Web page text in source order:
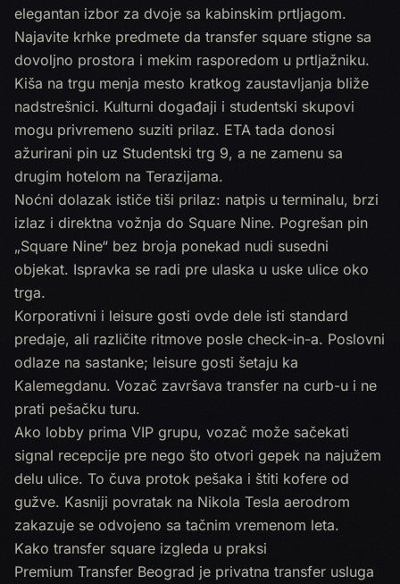
elegantan izbor za dvoje sa kabinskim prtljagom.
Najavite krhke predmete da transfer square stigne sa
dovoljno prostora i mekim rasporedom u prtljažniku.
Kiša na trgu menja mesto kratkog zaustavljanja bliže
nadstrešnici. Kulturni događaji i studentski skupovi
mogu privremeno suziti prilaz. ETA tada donosi
ažurirani pin uz Studentski trg 9, a ne zamenu sa
drugim hotelom na Terazijama.
Noćni dolazak ističe tiši prilaz: natpis u terminalu, brzi
izlaz i direktna vožnja do Square Nine. Pogrešan pin
„Square Nine“ bez broja ponekad nudi susedni
objekat. Ispravka se radi pre ulaska u uske ulice oko
trga.
Korporativni i leisure gosti ovde dele isti standard
predaje, ali različite ritmove posle check-in-a. Poslovni
odlaze na sastanke; leisure gosti šetaju ka
Kalemegdanu. Vozač završava transfer na curb-u i ne
prati pešačku turu.
Ako lobby prima VIP grupu, vozač može sačekati
signal recepcije pre nego što otvori gepek na najužem
delu ulice. To čuva protok pešaka i štiti kofere od
gužve. Kasniji povratak na Nikola Tesla aerodrom
zakazuje se odvojeno sa tačnim vremenom leta.
Kako transfer square izgleda u praksi
Premium Transfer Beograd je privatna transfer usluga